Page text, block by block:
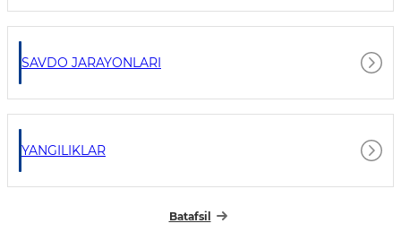
SAVDO JARAYONLARI
YANGILIKLAR
Batafsil